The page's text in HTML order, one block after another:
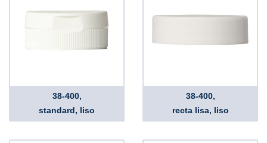
38-400,
standard, liso
38-400,
recta lisa, liso